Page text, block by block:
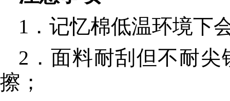
1．记忆棉低温环境下
2．面料耐刮但不耐
擦；